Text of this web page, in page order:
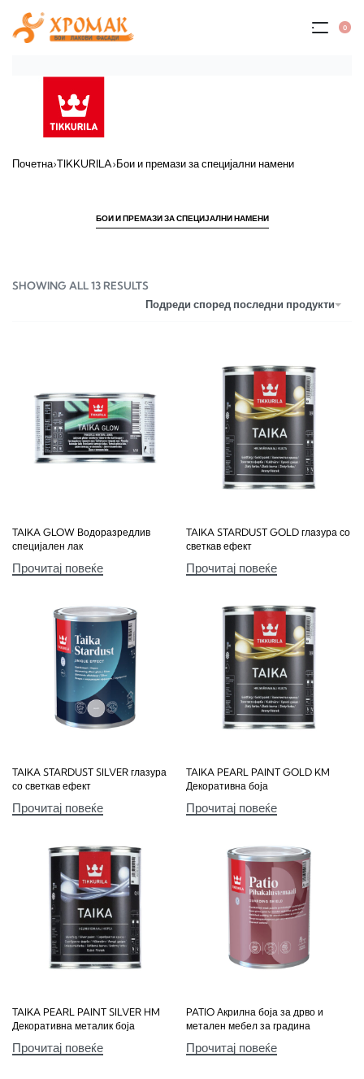
0
Почетна›TIKKURILA›Бои и премази за специјални намени
БОИ И ПРЕМАЗИ ЗА СПЕЦИЈАЛНИ НАМЕНИ
SHOWING ALL 13 RESULTS
Подреди според последни продукти
TAIKA GLOW Водоразредлив
специјален лак
Прочитај повеќе
TAIKA STARDUST GOLD глазура со
светкав ефект
Прочитај повеќе
TAIKA STARDUST SILVER глазура
со светкав ефект
Прочитај повеќе
TAIKA PEARL PAINT GOLD KM
Декоративна боја
Прочитај повеќе
TAIKA PEARL PAINT SILVER HM
Декоративна металик боја
Прочитај повеќе
PATIO Акрилна боја за дрво и
метален мебел за градина
Прочитај повеќе